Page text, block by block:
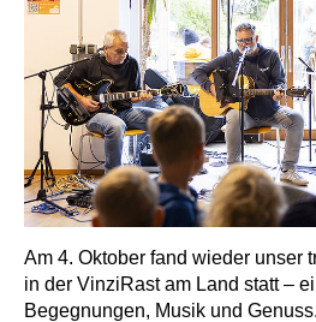
Am 4. Oktober fand wieder unser
in der VinziRast am Land statt –
Begegnungen, Musik und Genuss.